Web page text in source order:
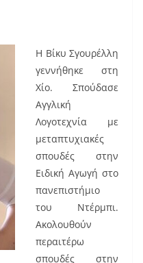
Η Βίκυ Σγουρέλλη
γεννήθηκε στη
Χίο. Σπούδασε
Αγγλική
Λογοτεχνία με
μεταπτυχιακές
σπουδές στην
Ειδική Αγωγή στο
πανεπιστήμιο
του Ντέρμπι.
Ακολουθούν
περαιτέρω
σπουδές στην